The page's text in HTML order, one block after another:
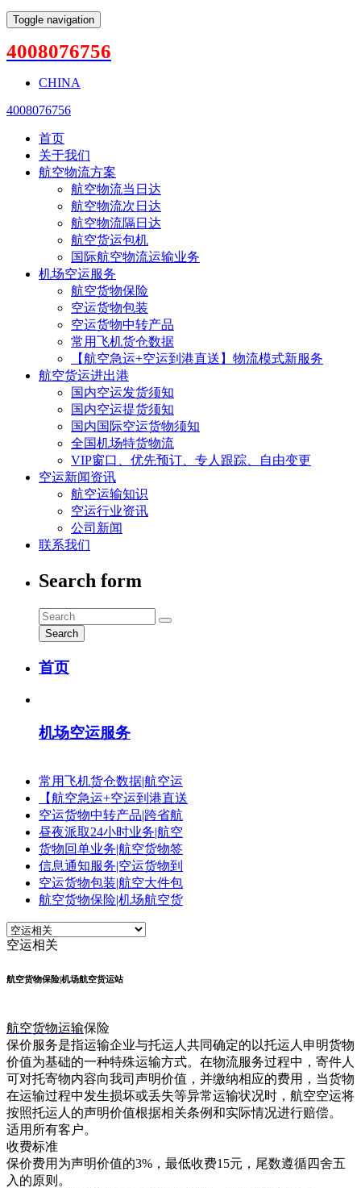
Toggle navigation
4008076756
CHINA
4008076756
首页
关于我们
航空物流方案
航空物流当日达
航空物流次日达
航空物流隔日达
航空货运包机
国际航空物流运输业务
机场空运服务
航空货物保险
空运货物包装
空运货物中转产品
常用飞机货仓数据
【航空急运+空运到港直送】物流模式新服务
航空货运进出港
国内空运发货须知
国内空运提货须知
国内国际空运货物须知
全国机场特货物流
VIP窗口、优先预订、专人跟踪、自由变更
空运新闻资讯
航空运输知识
空运行业资讯
公司新闻
联系我们
Search form
Search
首页
机场空运服务
常用飞机货仓数据|航空运
【航空急运+空运到港直送
空运货物中转产品|跨省航
昼夜派取24小时业务|航空
货物回单业务|航空货物签
信息通知服务|空运货物到
空运货物包装|航空大件包
航空货物保险|机场航空货
空运相关
航空货物保险|机场航空货运站
航空货物运输保险
保价服务是指运输企业与托运人共同确定的以托运人申明货物
价值为基础的一种特殊运输方式。在物流服务过程中，寄件人
可对托寄物内容向我司声明价值，并缴纳相应的费用，当货物
在运输过程中发生损坏或丢失等异常运输状况时，航空空运将
按照托运人的声明价值根据相关条例和实际情况进行赔偿。
适用所有客户。
收费标准
保价费用为声明价值的3%，最低收费15元，尾数遵循四舍五
入的原则。